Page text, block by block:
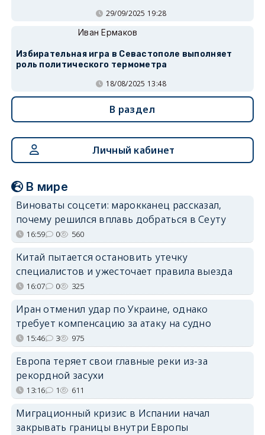
29/09/2025 19:28
Иван Ермаков
Избирательная игра в Севастополе выполняет
роль политического термометра
18/08/2025 13:48
В раздел
Личный кабинет
В мире
Виноваты соцсети: марокканец рассказал,
почему решился вплавь добраться в Сеуту
16:59 0 560
Китай пытается остановить утечку
специалистов и ужесточает правила выезда
16:07 0 325
Иран отменил удар по Украине, однако
требует компенсацию за атаку на судно
15:46 3 975
Европа теряет свои главные реки из-за
рекордной засухи
13:16 1 611
Миграционный кризис в Испании начал
закрывать границы внутри Европы